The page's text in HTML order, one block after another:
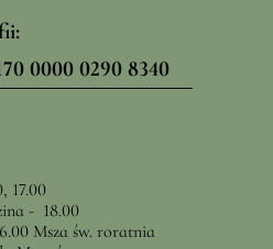
0000 0290 8340
17.00
- 18.00
Msza św. roratnia